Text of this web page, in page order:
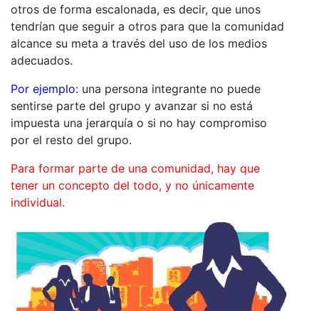
otros de forma escalonada, es decir, que unos
tendrían que seguir a otros para que la comunidad
alcance su meta a través del uso de los medios
adecuados.
Por ejemplo: una persona integrante no puede
sentirse parte del grupo y avanzar si no está
impuesta una jerarquía o si no hay compromiso
por el resto del grupo.
Para formar parte de una comunidad, hay que
tener un concepto del todo, y no únicamente
individual.